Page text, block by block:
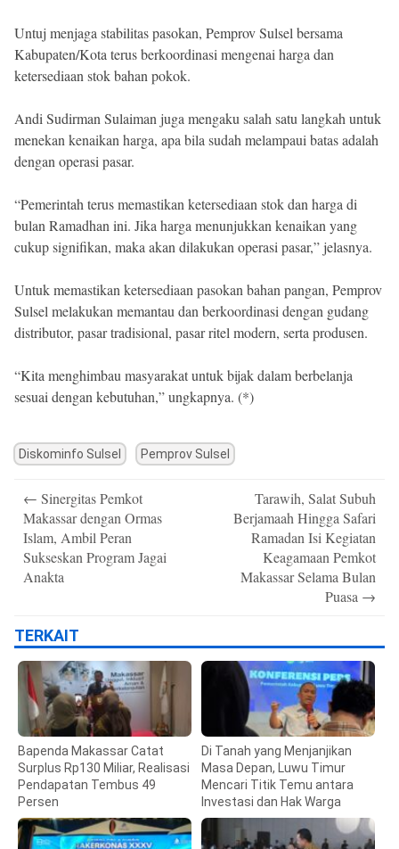
Untuj menjaga stabilitas pasokan, Pemprov Sulsel bersama
Kabupaten/Kota terus berkoordinasi mengenai harga dan
ketersediaan stok bahan pokok.
Andi Sudirman Sulaiman juga mengaku salah satu langkah untuk
menekan kenaikan harga, apa bila sudah melampaui batas adalah
dengan operasi pasar.
“Pemerintah terus memastikan ketersediaan stok dan harga di
bulan Ramadhan ini. Jika harga menunjukkan kenaikan yang
cukup signifikan, maka akan dilakukan operasi pasar,” jelasnya.
Untuk memastikan ketersediaan pasokan bahan pangan, Pemprov
Sulsel melakukan memantau dan berkoordinasi dengan gudang
distributor, pasar tradisional, pasar ritel modern, serta produsen.
“Kita menghimbau masyarakat untuk bijak dalam berbelanja
sesuai dengan kebutuhan,” ungkapnya. (*)
Diskominfo Sulsel Pemprov Sulsel
navigation
← Sinergitas Pemkot
Makassar dengan Ormas
Islam, Ambil Peran
Sukseskan Program Jagai
Anakta
Tarawih, Salat Subuh
Berjamaah Hingga Safari
Ramadan Isi Kegiatan
Keagamaan Pemkot
Makassar Selama Bulan
Puasa →
TERKAIT
Bapenda Makassar Catat
Surplus Rp130 Miliar, Realisasi
Pendapatan Tembus 49
Persen
Di Tanah yang Menjanjikan
Masa Depan, Luwu Timur
Mencari Titik Temu antara
Investasi dan Hak Warga